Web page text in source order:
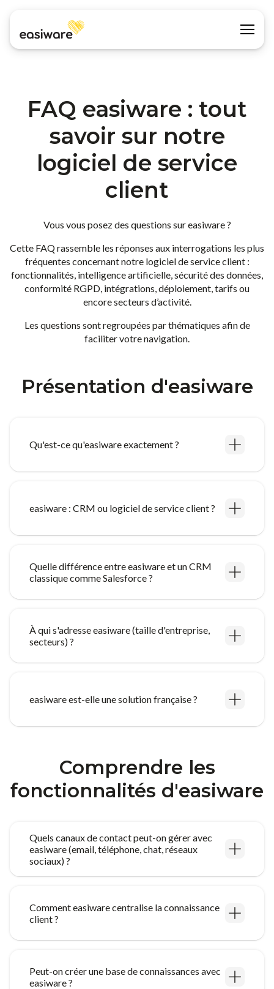
FAQ easiware : tout
savoir sur notre
logiciel de service
client
Vous vous posez des questions sur easiware ?
Cette FAQ rassemble les réponses aux interrogations les plus
fréquentes concernant notre logiciel de service client :
fonctionnalités, intelligence artificielle, sécurité des données,
conformité RGPD, intégrations, déploiement, tarifs ou
encore secteurs d’activité.
Les questions sont regroupées par thématiques afin de
faciliter votre navigation.
Présentation d'easiware
Qu'est-ce qu'easiware exactement ?
easiware : CRM ou logiciel de service client ?
Quelle différence entre easiware et un CRM
classique comme Salesforce ?
À qui s'adresse easiware (taille d'entreprise,
secteurs) ?
easiware est-elle une solution française ?
Comprendre les
fonctionnalités d'easiware
Quels canaux de contact peut-on gérer avec
easiware (email, téléphone, chat, réseaux
sociaux) ?
Comment easiware centralise la connaissance
client ?
Peut-on créer une base de connaissances avec
easiware ?